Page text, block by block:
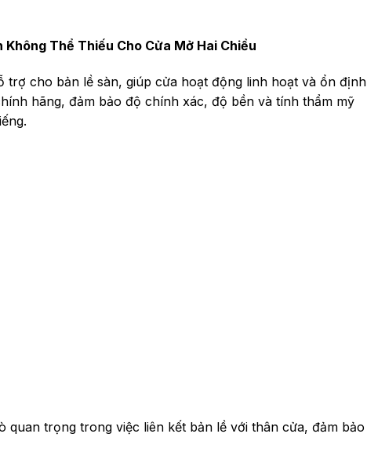
Thể Thiếu Cho Cửa Mở Hai Chiều
trợ cho bản lề sàn, giúp cửa hoạt động linh hoạt và ổn định
hãng, đảm bảo độ chính xác, độ bền và tính thẩm mỹ
quan trọng trong việc liên kết bản lề với thân cửa, đảm bảo